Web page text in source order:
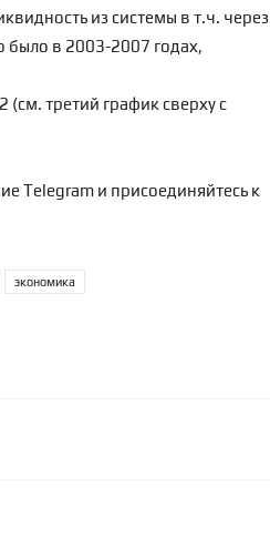
из системы в т.ч. через
было в 2003-2007 годах,
(см. третий график сверху с
Telegram и присоединяйтесь к
экономика